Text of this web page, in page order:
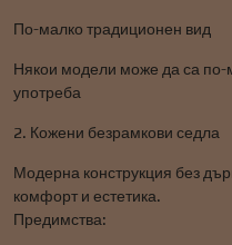
По-малко традиционен вид
Някои модели може да са по-
употреба
2. Кожени безрамкови седла
Модерна конструкция без
комфорт и естетика.
Предимства: